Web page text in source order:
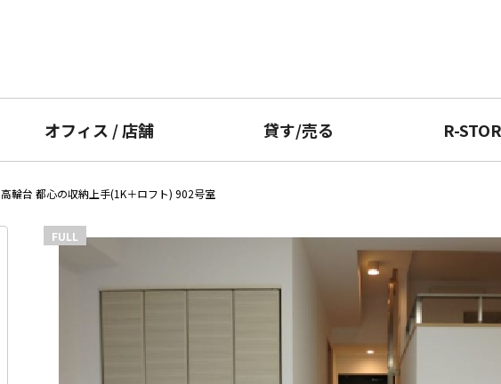
オフィス /店舗 貸す/売る R-
高輪台 都心の収納上手(1K＋ロフト) 902号室
FULL